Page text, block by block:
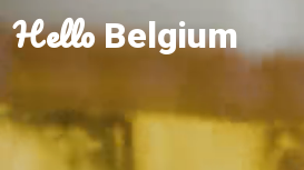
HelloBelgium